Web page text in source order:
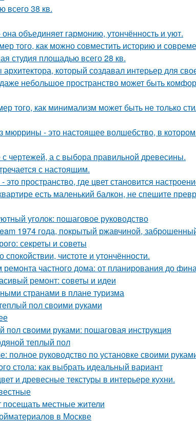
всего 38 кв.
объединяет гармонию, утончённость и уют.
того, как можно совместить историю и
студия площадью всего 28 кв.
архитектора, который создавал интерьер для
даже небольшое пространство может быть
того, как минимализм может быть не только
- это настоящее волшебство, в котором
чертежей, а с выбора правильной древесины.
с настоящим.
это пространство, где цвет становится
есть маленький балкон, не спешите
уголок: пошаговое руководство
1974 года, покрытый ржавчиной,
секреты и советы
чистоте и утончённости.
частного дома: от планирования до
ремонт: советы и идеи
странами в плане туризма
пол своими руками
пол своими руками: пошаговая инструкция
теплый пол
руководство по установке своими
стола: как выбрать идеальный вариант
и древесные текстуры в интерьере кухни.
местные жители
в Москве